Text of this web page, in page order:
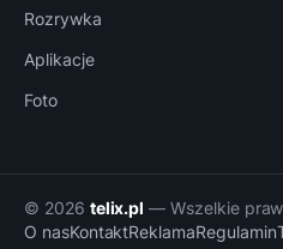
Rozrywka
Aplikacje
Foto
© 2026 telix.pl — Wszelkie
O nasKontaktReklamaRegulamin